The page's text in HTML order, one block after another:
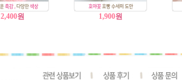
2,400원 1,900원